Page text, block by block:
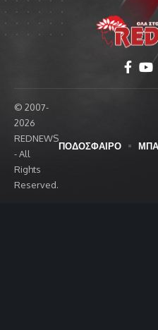
© 2007-
2026
REDNEWS
- All
Rights
Reserved.
ΠΟΔΟΣΦΑΙΡΟ